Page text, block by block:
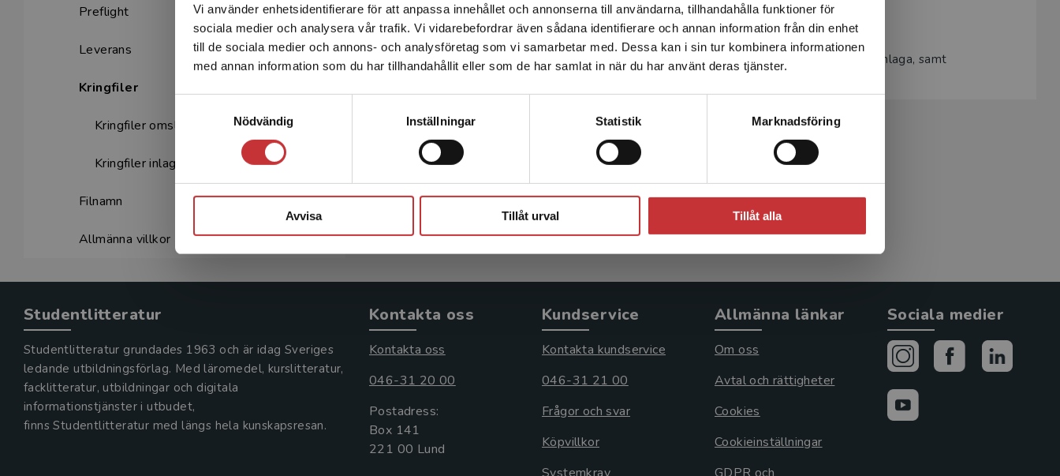
Vi använder enhetsidentifierare för att anpassa innehållet och annonserna till användarna, tillhandahålla funktioner för
sociala medier och analysera vår trafik. Vi vidarebefordrar även sådana identifierare och annan information från din enhet
till de sociala medier och annons- och analysföretag som vi samarbetar med. Dessa kan i sin tur kombinera informationen
med annan information som du har tillhandahållit eller som de har samlat in när du har använt deras tjänster.
Nödvändig
Inställningar Statistik Marknadsföring
Avvisa Tillåt urval Tillåt alla
Det verkar som att du besöker studentlitteratur.se via en
enhet utanför Sverige. Vi erbjuder inte leveranser utanför
Sverige. För att kunna slutföra ett köp måste
leveransadressen vara i Sverige.Läs mer
Preflight
Leverans
Kringfiler
Kringfiler omslag
Kringfiler inlaga
Filnamn
Allmänna villkor
E-bok
För att göra kringfiler behövs InDesigndokument med länkar och teckensnitt till omslag/inlaga, samt
Studentlitteratur
Studentlitteratur grundades 1963 och är idag Sveriges
ledande utbildningsförlag. Med läromedel, kurslitteratur,
facklitteratur, utbildningar och digitala
informationstjänster i utbudet,
finns Studentlitteratur med längs hela kunskapsresan.
Kontakta oss
Kontakta oss
046-31 20 00
Postadress:
Box 141
221 00 Lund
Kundservice
Kontakta kundservice
046-31 21 00
Frågor och svar
Köpvillkor
Allmänna länkar
Om oss
Avtal och rättigheter
Cookies
Cookieinställningar
Sociala medier